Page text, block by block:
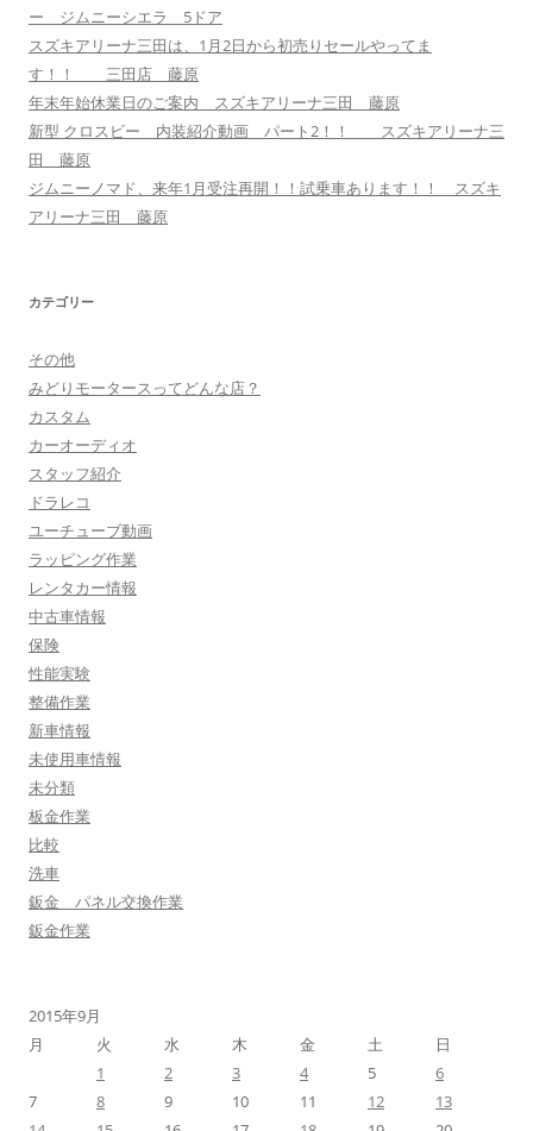
ー ジムニーシエラ 5ドア
スズキアリーナ三田は、1月2日から初売りセールやってま
す！！ 三田店 藤原
年末年始休業日のご案内 スズキアリーナ三田 藤原
新型 クロスビー 内装紹介動画 パート2！！ スズキアリーナ三
田 藤原
ジムニーノマド、来年1月受注再開！！試乗車あります！！ スズキ
アリーナ三田 藤原
カテゴリー
その他
みどりモータースってどんな店？
カスタム
カーオーディオ
スタッフ紹介
ドラレコ
ユーチューブ動画
ラッピング作業
レンタカー情報
中古車情報
保険
性能実験
整備作業
新車情報
未使用車情報
未分類
板金作業
比較
洗車
鈑金 パネル交換作業
鈑金作業
2015年9月
月
火 水 木 金 土
日
1
2 3 4 5
6
7
8 9 10 11 12
13